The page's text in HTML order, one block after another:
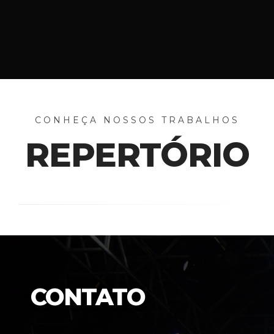
CONHEÇA NOSSOS TRABALHOS
REPERTÓRIO
CONTATO